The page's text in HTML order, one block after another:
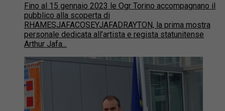
Fino al 15 gennaio 2023 le Ogr Torino accompagnano il
pubblico alla scoperta di
RHAMESJAFACOSEYJAFADRAYTON, la prima mostra
personale dedicata all’artista e regista statunitense
Arthur Jafa...